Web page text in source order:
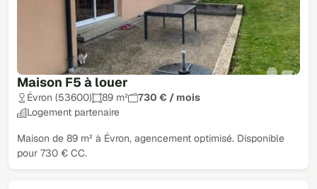
Maison F5 à louer
Évron (53600) 89 m²
730 € / mois
Logement partenaire
Maison de 89 m² à Évron, agencement optimisé. Disponible
pour 730 € CC.